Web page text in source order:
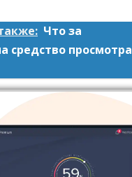
Что за
средство просмотра